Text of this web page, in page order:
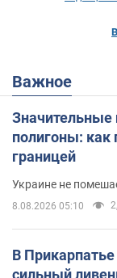
Важное
полигоны:
границей
Украине не
8.08.2026 05:10
В
сильный